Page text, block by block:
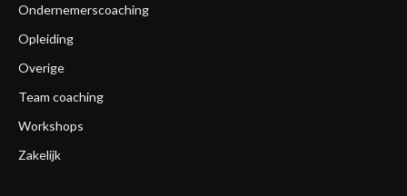
Ondernemerscoaching
Opleiding
Overige
Team coaching
Workshops
Zakelijk